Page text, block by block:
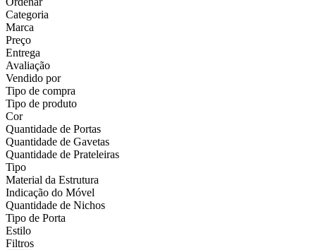
Categoria
Marca
Preço
Entrega
Avaliação
Vendido por
Tipo de compra
Tipo de produto
Cor
Quantidade de Portas
Quantidade de Gavetas
Quantidade de Prateleiras
Tipo
Material da Estrutura
Indicação do Móvel
Quantidade de Nichos
Tipo de Porta
Estilo
Filtros